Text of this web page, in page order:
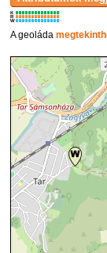
K
R
W
A geoláda